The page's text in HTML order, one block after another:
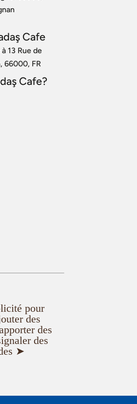
Cafe
13 Rue de
66000, FR
Cafe?
pour
des
des
des
➤